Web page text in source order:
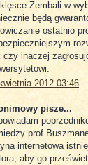
Zembali w
będą
ostatnio
czy inaczej
2012 03:46
pisze...
internetowa
aby go